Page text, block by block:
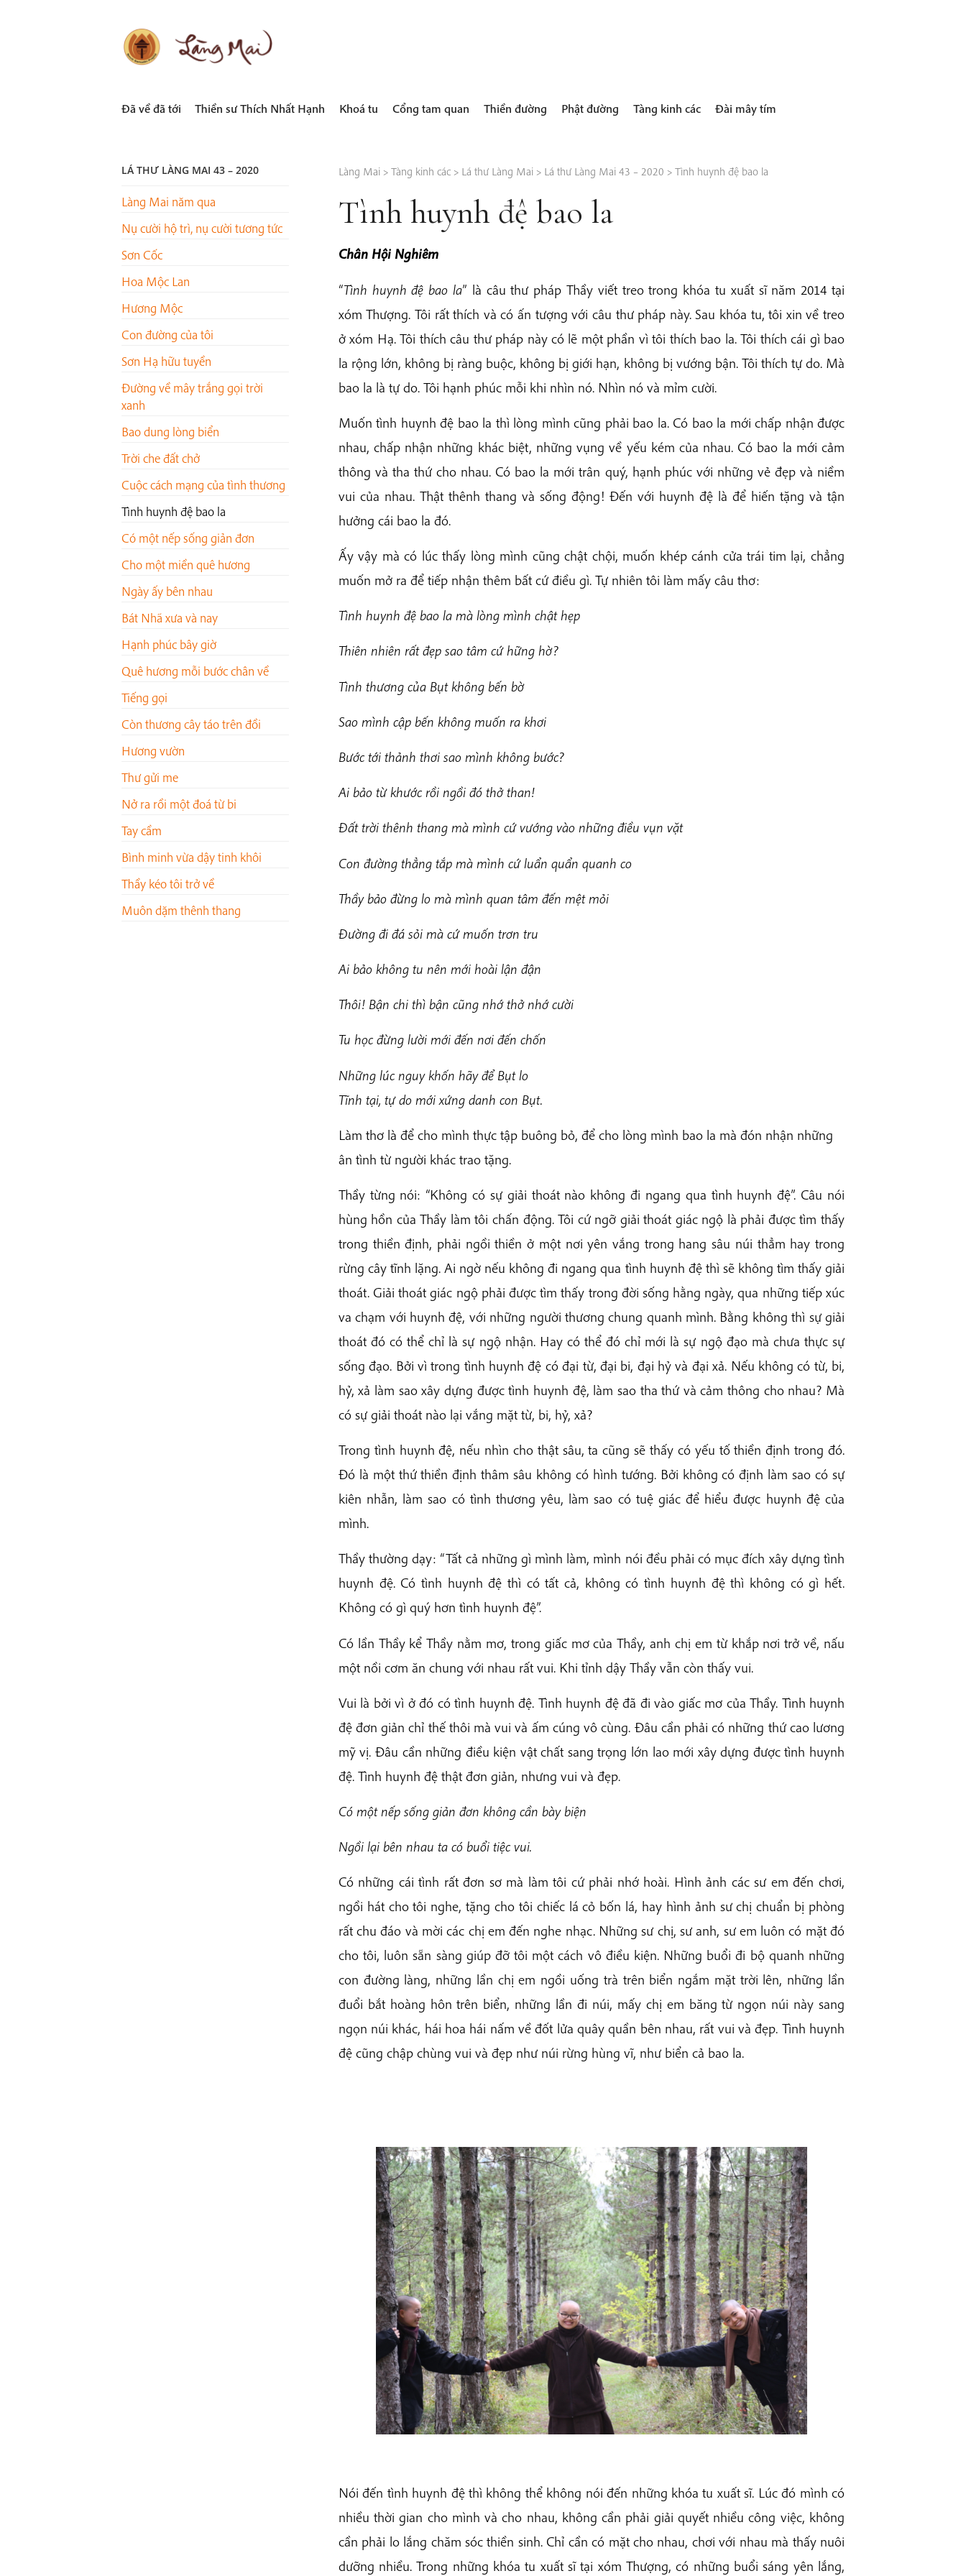
LÀNG MAI
Đã về đã tới Thiền sư Thích Nhất Hạnh Khoá tu Cổng tam quan Thiền đường Phật đường Tàng kinh các Đài mây tím
LÁ THƯ LÀNG MAI 43 – 2020
Làng Mai năm qua
Nụ cười hộ trì, nụ cười tương tức
Sơn Cốc
Hoa Mộc Lan
Hương Mộc
Con đường của tôi
Sơn Hạ hữu tuyền
Đường về mây trắng gọi trời
xanh
Bao dung lòng biển
Trời che đất chở
Cuộc cách mạng của tình thương
Tình huynh đệ bao la
Có một nếp sống giản đơn
Cho một miền quê hương
Ngày ấy bên nhau
Bát Nhã xưa và nay
Hạnh phúc bây giờ
Quê hương mỗi bước chân về
Tiếng gọi
Còn thương cây táo trên đồi
Hương vườn
Thư gửi me
Nở ra rồi một đoá từ bi
Tay cầm
Bình minh vừa dậy tinh khôi
Thầy kéo tôi trở về
Muôn dặm thênh thang
Làng Mai> Tàng kinh các> Lá thư Làng Mai> Lá thư Làng Mai 43 – 2020 > Tình huynh đệ bao la
Tình huynh đệ bao la
Chân Hội Nghiêm
“Tình huynh đệ bao la” là câu thư pháp Thầy viết treo trong khóa tu xuất sĩ năm 2014 tại
xóm Thượng. Tôi rất thích và có ấn tượng với câu thư pháp này. Sau khóa tu, tôi xin về treo
ở xóm Hạ. Tôi thích câu thư pháp này có lẽ một phần vì tôi thích bao la. Tôi thích cái gì bao
la rộng lớn, không bị ràng buộc, không bị giới hạn, không bị vướng bận. Tôi thích tự do. Mà
bao la là tự do. Tôi hạnh phúc mỗi khi nhìn nó. Nhìn nó và mỉm cười.
Muốn tình huynh đệ bao la thì lòng mình cũng phải bao la. Có bao la mới chấp nhận được
nhau, chấp nhận những khác biệt, những vụng về yếu kém của nhau. Có bao la mới cảm
thông và tha thứ cho nhau. Có bao la mới trân quý, hạnh phúc với những vẻ đẹp và niềm
vui của nhau. Thật thênh thang và sống động! Đến với huynh đệ là để hiến tặng và tận
hưởng cái bao la đó.
Ấy vậy mà có lúc thấy lòng mình cũng chật chội, muốn khép cánh cửa trái tim lại, chẳng
muốn mở ra để tiếp nhận thêm bất cứ điều gì. Tự nhiên tôi làm mấy câu thơ:
Tình huynh đệ bao la mà lòng mình chật hẹp
Thiên nhiên rất đẹp sao tâm cứ hững hờ?
Tình thương của Bụt không bến bờ
Sao mình cập bến không muốn ra khơi
Bước tới thảnh thơi sao mình không bước?
Ai bảo từ khước rồi ngồi đó thở than!
Đất trời thênh thang mà mình cứ vướng vào những điều vụn vặt
Con đường thẳng tắp mà mình cứ luẩn quẩn quanh co
Thầy bảo đừng lo mà mình quan tâm đến mệt mỏi
Đường đi đá sỏi mà cứ muốn trơn tru
Ai bảo không tu nên mới hoài lận đận
Thôi! Bận chi thì bận cũng nhớ thở nhớ cười
Tu học đừng lười mới đến nơi đến chốn
Những lúc nguy khốn hãy để Bụt lo
Tĩnh tại, tự do mới xứng danh con Bụt.
Làm thơ là để cho mình thực tập buông bỏ, để cho lòng mình bao la mà đón nhận những
ân tình từ người khác trao tặng.
Thầy từng nói: “Không có sự giải thoát nào không đi ngang qua tình huynh đệ”. Câu nói
hùng hồn của Thầy làm tôi chấn động. Tôi cứ ngỡ giải thoát giác ngộ là phải được tìm thấy
trong thiền định, phải ngồi thiền ở một nơi yên vắng trong hang sâu núi thẳm hay trong
rừng cây tĩnh lặng. Ai ngờ nếu không đi ngang qua tình huynh đệ thì sẽ không tìm thấy giải
thoát. Giải thoát giác ngộ phải được tìm thấy trong đời sống hằng ngày, qua những tiếp xúc
va chạm với huynh đệ, với những người thương chung quanh mình. Bằng không thì sự giải
thoát đó có thể chỉ là sự ngộ nhận. Hay có thể đó chỉ mới là sự ngộ đạo mà chưa thực sự
sống đạo. Bởi vì trong tình huynh đệ có đại từ, đại bi, đại hỷ và đại xả. Nếu không có từ, bi,
hỷ, xả làm sao xây dựng được tình huynh đệ, làm sao tha thứ và cảm thông cho nhau? Mà
có sự giải thoát nào lại vắng mặt từ, bi, hỷ, xả?
Trong tình huynh đệ, nếu nhìn cho thật sâu, ta cũng sẽ thấy có yếu tố thiền định trong đó.
Đó là một thứ thiền định thâm sâu không có hình tướng. Bởi không có định làm sao có sự
kiên nhẫn, làm sao có tình thương yêu, làm sao có tuệ giác để hiểu được huynh đệ của
mình.
Thầy thường dạy: “Tất cả những gì mình làm, mình nói đều phải có mục đích xây dựng tình
huynh đệ. Có tình huynh đệ thì có tất cả, không có tình huynh đệ thì không có gì hết.
Không có gì quý hơn tình huynh đệ”.
Có lần Thầy kể Thầy nằm mơ, trong giấc mơ của Thầy, anh chị em từ khắp nơi trở về, nấu
một nồi cơm ăn chung với nhau rất vui. Khi tỉnh dậy Thầy vẫn còn thấy vui.
Vui là bởi vì ở đó có tình huynh đệ. Tình huynh đệ đã đi vào giấc mơ của Thầy. Tình huynh
đệ đơn giản chỉ thế thôi mà vui và ấm cúng vô cùng. Đâu cần phải có những thứ cao lương
mỹ vị. Đâu cần những điều kiện vật chất sang trọng lớn lao mới xây dựng được tình huynh
đệ. Tình huynh đệ thật đơn giản, nhưng vui và đẹp.
Có một nếp sống giản đơn không cần bày biện
Ngồi lại bên nhau ta có buổi tiệc vui.
Có những cái tình rất đơn sơ mà làm tôi cứ phải nhớ hoài. Hình ảnh các sư em đến chơi,
ngồi hát cho tôi nghe, tặng cho tôi chiếc lá cỏ bốn lá, hay hình ảnh sư chị chuẩn bị phòng
rất chu đáo và mời các chị em đến nghe nhạc. Những sư chị, sư anh, sư em luôn có mặt đó
cho tôi, luôn sẵn sàng giúp đỡ tôi một cách vô điều kiện. Những buổi đi bộ quanh những
con đường làng, những lần chị em ngồi uống trà trên biển ngắm mặt trời lên, những lần
đuổi bắt hoàng hôn trên biển, những lần đi núi, mấy chị em băng từ ngọn núi này sang
ngọn núi khác, hái hoa hái nấm về đốt lửa quây quần bên nhau, rất vui và đẹp. Tình huynh
đệ cũng chập chùng vui và đẹp như núi rừng hùng vĩ, như biển cả bao la.
Nói đến tình huynh đệ thì không thể không nói đến những khóa tu xuất sĩ. Lúc đó mình có
nhiều thời gian cho mình và cho nhau, không cần phải giải quyết nhiều công việc, không
cần phải lo lắng chăm sóc thiền sinh. Chỉ cần có mặt cho nhau, chơi với nhau mà thấy nuôi
dưỡng nhiều. Trong những khóa tu xuất sĩ tại xóm Thượng, có những buổi sáng yên lắng,